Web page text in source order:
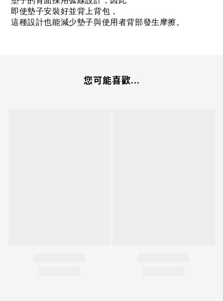
即使墊子安裝好並背上背包，
這種設計也能減少墊子與使用者背部發生摩擦。
您可能喜歡...